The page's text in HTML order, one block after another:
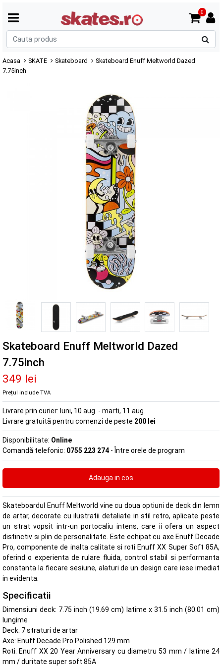
0
Acasa SKATE Skateboard
Skateboard Enuff Meltworld Dazed
7.75inch
Skateboard Enuff Meltworld Dazed
7.75inch
349 lei
Prețul include TVA
Livrare prin curier: luni, 10 aug. - marti, 11 aug.
Livrare gratuită pentru comenzi de peste 200 lei
Disponibilitate: Online
Comandă telefonic: 0755 223 274 - Între orele de program
Skateboardul Enuff Meltworld vine cu doua optiuni de deck din lemn
de artar, decorate cu ilustratii detaliate in stil retro, aplicate peste
un strat vopsit intr-un portocaliu intens, care ii ofera un aspect
distinctiv si plin de personalitate. Este echipat cu axe Enuff Decade
Pro, componente de inalta calitate si roti Enuff XX Super Soft 85A,
oferind o experienta de rulare fluida, control stabil si performanta
constanta la fiecare sesiune, alaturi de un design care iese imediat
in evidenta.
Specificatii
Dimensiuni deck: 7.75 inch (19.69 cm) latime x 31.5 inch (80.01 cm)
lungime
Deck: 7 straturi de artar
Axe: Enuff Decade Pro Polished 129 mm
Roti: Enuff XX 20 Year Anniversary cu diametru 53 mm / latime 24
mm / duritate super soft 85A